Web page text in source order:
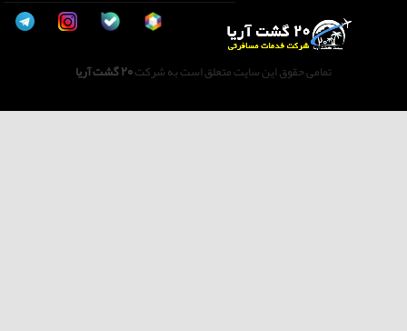
تمامی حقوق این سایت متعلق است به شرکت20 گشت آریا